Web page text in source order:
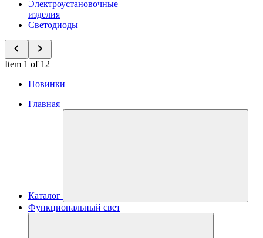
Электроустановочные
изделия
Светодиоды
Item 1 of 12
Новинки
Главная
Каталог
Функциональный свет